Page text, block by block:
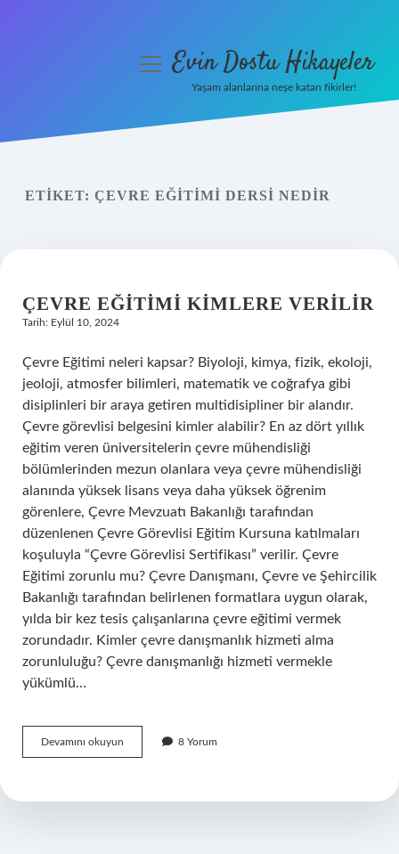
Yasal Uyarı
menüyüEvin Dostu Hikayeler
Yaşam alanlarına neşe katan fikirler!
ETIKET: ÇEVRE EĞITIMI DERSI NEDIR
ÇEVRE EĞITIMI KIMLERE VERILIR
Tarih: Eylül 10, 2024
Çevre Eğitimi neleri kapsar? Biyoloji, kimya, fizik, ekoloji,
jeoloji, atmosfer bilimleri, matematik ve coğrafya gibi
disiplinleri bir araya getiren multidisipliner bir alandır.
Çevre görevlisi belgesini kimler alabilir? En az dört yıllık
eğitim veren üniversitelerin çevre mühendisliği
bölümlerinden mezun olanlara veya çevre mühendisliği
alanında yüksek lisans veya daha yüksek öğrenim
görenlere, Çevre Mevzuatı Bakanlığı tarafından
düzenlenen Çevre Görevlisi Eğitim Kursuna katılmaları
koşuluyla “Çevre Görevlisi Sertifikası” verilir. Çevre
Eğitimi zorunlu mu? Çevre Danışmanı, Çevre ve Şehircilik
Bakanlığı tarafından belirlenen formatlara uygun olarak,
yılda bir kez tesis çalışanlarına çevre eğitimi vermek
zorundadır. Kimler çevre danışmanlık hizmeti alma
zorunluluğu? Çevre danışmanlığı hizmeti vermekle
yükümlü…
Devamını okuyun
Eğitimi
8 Yorum